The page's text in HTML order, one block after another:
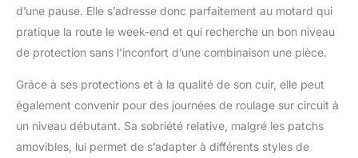
d’une pause. Elle s’adresse donc parfaitement au motard qui
pratique la route le week-end et qui recherche un bon niveau
de protection sans l’inconfort d’une combinaison une pièce.
Grâce à ses protections et à la qualité de son cuir, elle peut
également convenir pour des journées de roulage sur circuit à
un niveau débutant. Sa sobriété relative, malgré les patchs
amovibles, lui permet de s’adapter à différents styles de